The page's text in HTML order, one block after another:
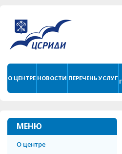
О ЦЕНТРЕ НОВОСТИ ПЕРЕЧЕНЬ УСЛУГ
МЕНЮ
О центре